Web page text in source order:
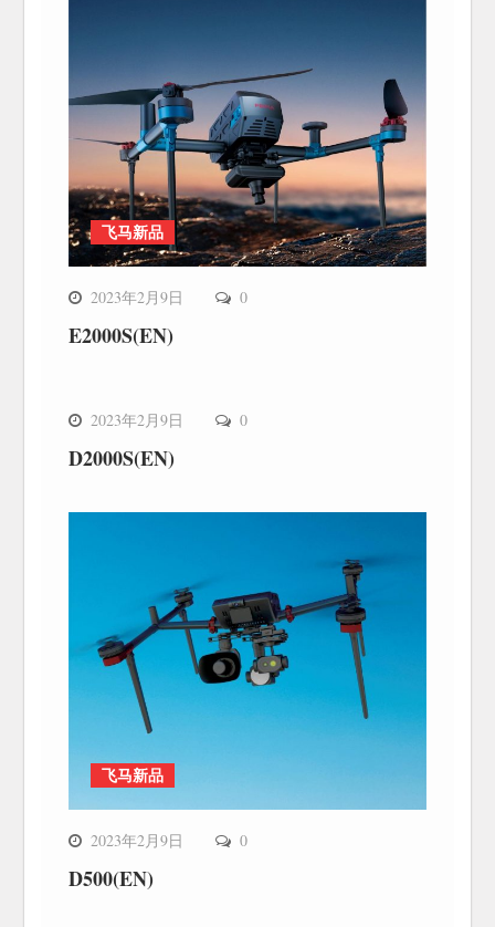
飞马新品
2023年2月9日 0
E2000S(EN)
飞马新品
2023年2月9日 0
D2000S(EN)
飞马新品
2023年2月9日 0
D500(EN)